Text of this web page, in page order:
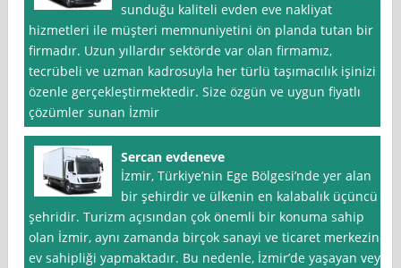
sunduğu kaliteli evden eve nakliyat
hizmetleri ile müşteri memnuniyetini ön planda tutan bir
firmadır. Uzun yıllardır sektörde var olan firmamız,
tecrübeli ve uzman kadrosuyla her türlü taşımacılık işinizi
özenle gerçekleştirmektedir. Size özgün ve uygun fiyatlı
çözümler sunan İzmir
Sercan evdeneve
İzmir, Türkiye’nin Ege Bölgesi’nde yer alan
bir şehirdir ve ülkenin en kalabalık üçüncü
şehridir. Turizm açısından çok önemli bir konuma sahip
olan İzmir, aynı zamanda birçok sanayi ve ticaret merkezine
ev sahipliği yapmaktadır. Bu nedenle, İzmir’de yaşayan veya